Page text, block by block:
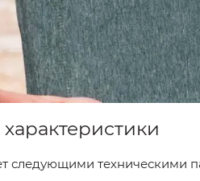
следующими техническими